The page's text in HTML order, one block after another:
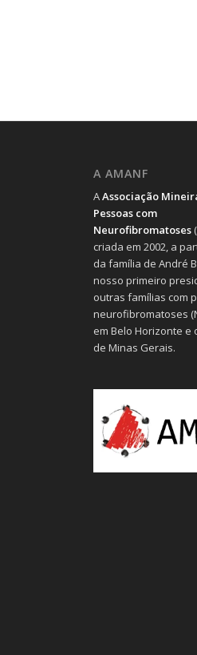
A AMANF
AAssociação
Pessoas com
Neurofibromatoses
criada em 2002, a
da família de André
nosso primeiro
outras famílias com
neurofibromatoses
em Belo Horizonte e
de Minas Gerais.